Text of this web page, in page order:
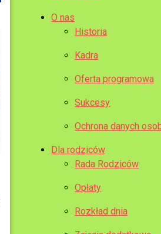
O nas
Historia
Kadra
Oferta programowa
Sukcesy
Ochrona danych
Dla rodziców
Rada Rodziców
Opłaty
Rozkład dnia